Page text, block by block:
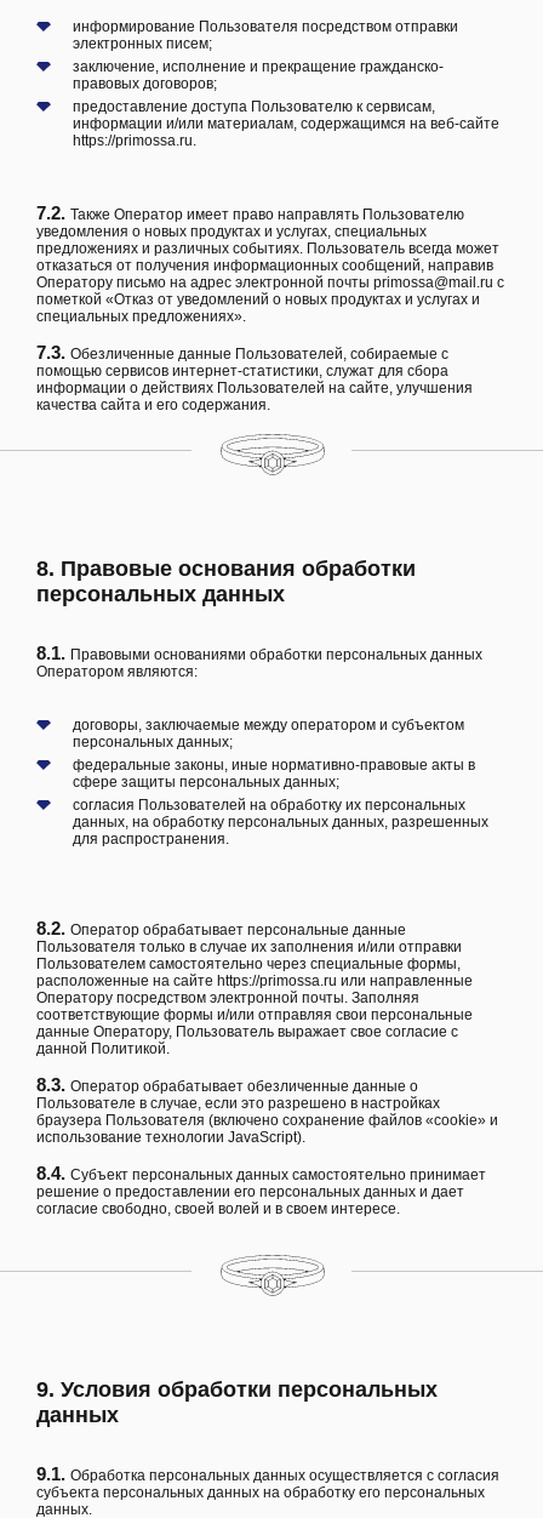
информирование Пользователя посредством отправки
электронных писем;
заключение, исполнение и прекращение гражданско-
правовых договоров;
предоставление доступа Пользователю к сервисам,
информации и/или материалам, содержащимся на веб-сайте
https://primossa.ru.
7.2. Также Оператор имеет право направлять Пользователю
уведомления о новых продуктах и услугах, специальных
предложениях и различных событиях. Пользователь всегда может
отказаться от получения информационных сообщений, направив
Оператору письмо на адрес электронной почты primossa@mail.ru с
пометкой «Отказ от уведомлений о новых продуктах и услугах и
специальных предложениях».
7.3. Обезличенные данные Пользователей, собираемые с
помощью сервисов интернет-статистики, служат для сбора
информации о действиях Пользователей на сайте, улучшения
качества сайта и его содержания.
8. Правовые основания обработки
персональных данных
8.1. Правовыми основаниями обработки персональных данных
Оператором являются:
договоры, заключаемые между оператором и субъектом
персональных данных;
федеральные законы, иные нормативно-правовые акты в
сфере защиты персональных данных;
согласия Пользователей на обработку их персональных
данных, на обработку персональных данных, разрешенных
для распространения.
8.2. Оператор обрабатывает персональные данные
Пользователя только в случае их заполнения и/или отправки
Пользователем самостоятельно через специальные формы,
расположенные на сайте https://primossa.ru или направленные
Оператору посредством электронной почты. Заполняя
соответствующие формы и/или отправляя свои персональные
данные Оператору, Пользователь выражает свое согласие с
данной Политикой.
8.3. Оператор обрабатывает обезличенные данные о
Пользователе в случае, если это разрешено в настройках
браузера Пользователя (включено сохранение файлов «cookie» и
использование технологии JavaScript).
8.4. Субъект персональных данных самостоятельно принимает
решение о предоставлении его персональных данных и дает
согласие свободно, своей волей и в своем интересе.
9. Условия обработки персональных
данных
9.1. Обработка персональных данных осуществляется с согласия
субъекта персональных данных на обработку его персональных
данных.